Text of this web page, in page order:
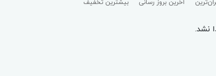
آخرین بروز رسانی بیشترین تخفیف
نشد.